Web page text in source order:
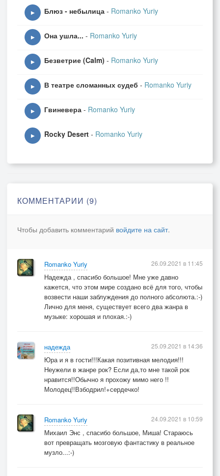
▶ Блюз - небылица - Romanko Yuriy
▶ Она ушла... - Romanko Yuriy
▶ Безветрие (Calm) - Romanko Yuriy
▶ В театре сломанных судеб - Romanko Yuriy
▶ Гвиневера - Romanko Yuriy
▶ Rocky Desert - Romanko Yuriy
КОММЕНТАРИИ (9)
Чтобы добавить комментарий войдите на сайт.
Romanko Yuriy
Надежда , спасибо большое! Мне уже давно
кажется, что этом мире создано всё для того, чтобы
возвести наши заблуждения до полного абсолюта.:-)
Лично для меня, существует всего два жанра в
музыке: хорошая и плохая.:-)
26.09.2021 в 11:45
надежда
Юра и я в гости!!!Какая позитивная мелодия!!!
Неужели в жанре рок? Если да,то мне такой рок
нравится!!Обычно я прохожу мимо него !!
Молодец!!Взбодрил!+сердечко!
25.09.2021 в 14:36
Romanko Yuriy
Михаил Энс , спасибо большое, Миша! Стараюсь
вот превращать мозговую фантастику в реальное
музло...:-)
24.09.2021 в 10:59